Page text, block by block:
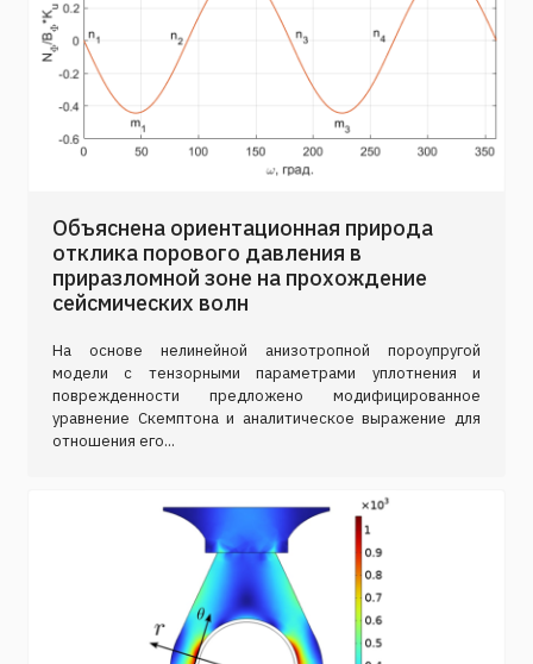
Объяснена ориентационная природа
отклика порового давления в
приразломной зоне на прохождение
сейсмических волн
На основе нелинейной анизотропной пороупругой
модели с тензорными параметрами уплотнения и
поврежденности предложено модифицированное
уравнение Скемптона и аналитическое выражение для
отношения его...